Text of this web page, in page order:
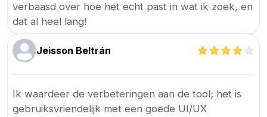
verbaasd over hoe het echt past in wat ik zoek, en
dat al heel lang!
Jeisson Beltrán
Ik waardeer de verbeteringen aan de tool; het is
gebruiksvriendelijk met een goede UI/UX